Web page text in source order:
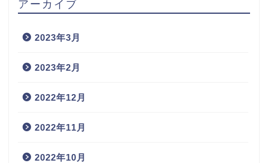
アーカイブ
2023年3月
2023年2月
2022年12月
2022年11月
2022年10月